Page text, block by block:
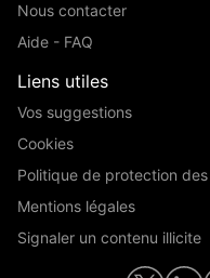
Nous contacter
Aide - FAQ
Liens utiles
Vos suggestions
Cookies
Politique de protection
Mentions légales
Signaler un contenu illicite